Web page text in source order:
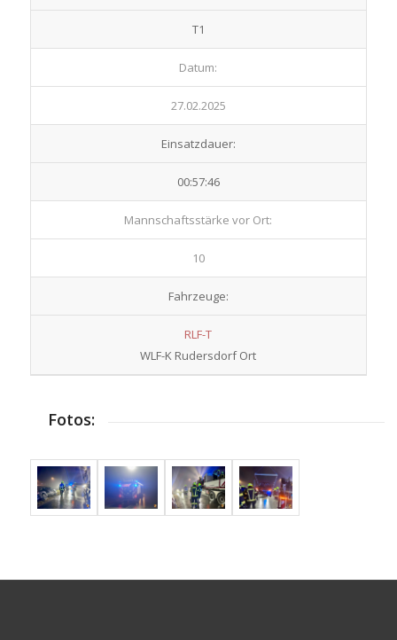
T1
Datum:
27.02.2025
Einsatzdauer:
00:57:46
Mannschaftsstärke vor Ort:
10
Fahrzeuge:
RLF-T
WLF-K Rudersdorf Ort
Fotos: